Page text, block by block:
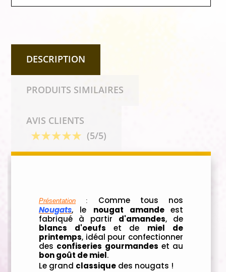
DESCRIPTION
PRODUITS SIMILAIRES
AVIS CLIENTS
(5/5)
Présentation : Comme tous nos
Nougats, le nougat amande est
fabriqué à partir d'amandes, de
blancs d'oeufs et de miel de
printemps, idéal pour confectionner
des confiseries gourmandes et au
bon goût de miel.
Le grand classique des nougats !